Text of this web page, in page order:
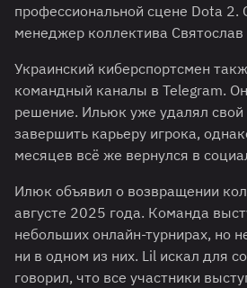
профессиональной сцене Dota 2.
менеджер коллектива
Украинский киберспортсмен
командный каналы в Telegram.
решение. Ильюк уже удалял свой
завершить карьеру игрока,
месяцев всё же вернулся в
Илюк объявил о возвращении
августе 2025 года. Команда
небольших онлайн-турнирах, но
ни в одном из них. Lil искал для
говорил, что все участники